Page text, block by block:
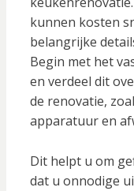
kunnen kosten
belangrijke
Begin met het
en verdeel dit
de renovatie,
apparatuur en
Dit helpt u om
dat u onnodige